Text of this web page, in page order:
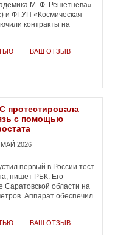
М. Ф. Решетнёва»
и ФГУП «Космическая
контракты на
ВАШ ОТЗЫВ
протестировала
с помощью
МАЙ 2026
первый в России тест
пишет РБК. Его
Саратовской области на
Аппарат обеспечил
ВАШ ОТЗЫВ